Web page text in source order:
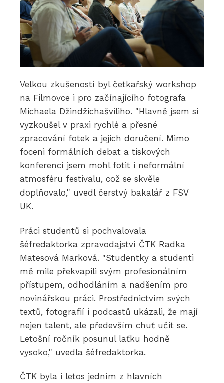
Velkou zkušeností byl četkařský workshop
na Filmovce i pro začínajícího fotografa
Michaela Džindžichašviliho. "Hlavně jsem si
vyzkoušel v praxi rychlé a přesné
zpracování fotek a jejich doručení. Mimo
foceni formálních debat a tiskových
konferencí jsem mohl fotit i neformální
atmosféru festivalu, což se skvěle
doplňovalo," uvedl čerstvý bakalář z FSV
UK.
Práci studentů si pochvalovala
šéfredaktorka zpravodajství ČTK Radka
Matesová Marková. "Studentky a studenti
mě mile překvapili svým profesionálním
přístupem, odhodláním a nadšením pro
novinářskou práci. Prostřednictvím svých
textů, fotografií i podcastů ukázali, že mají
nejen talent, ale především chuť učit se.
Letošní ročník posunul laťku hodně
vysoko," uvedla šéfredaktorka.
ČTK byla i letos jedním z hlavních